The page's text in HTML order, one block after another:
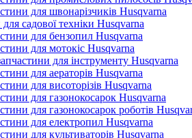
для швонарізчиків Husqvarna
садової техніки Husqvarna
для бензопил Husqvarna
для мотокіс Husqvarna
для інструменту Husqvarna
для аераторів Husqvarna
для висоторізів Husqvarna
для газонокосарок Husqvarna
для газонокосарок роботів
для електропил Husqvarna
для культиваторів Husqvarna